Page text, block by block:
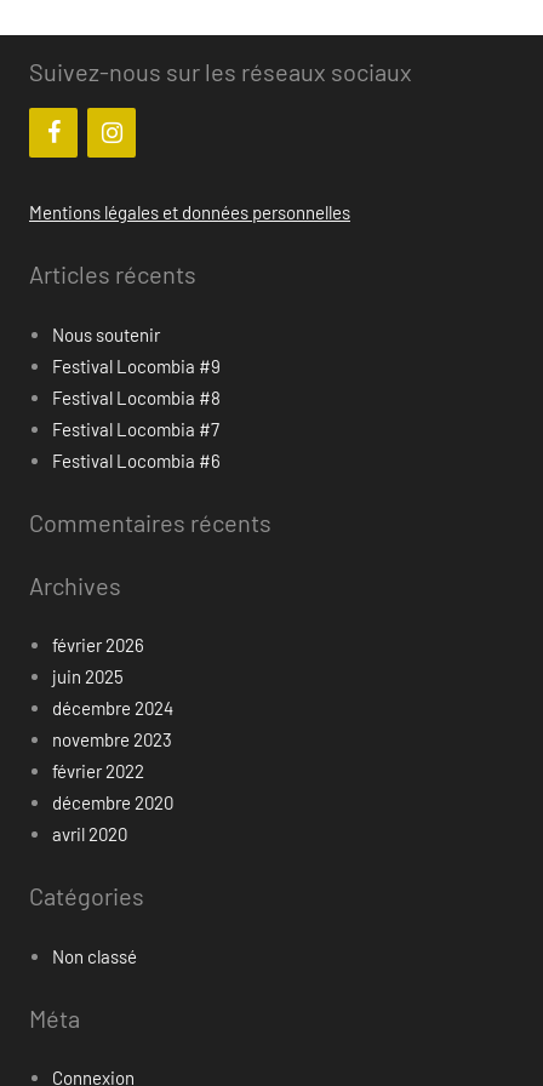
Suivez-nous sur les réseaux sociaux
Mentions légales et données personnelles
Articles récents
Nous soutenir
Festival Locombia #9
Festival Locombia #8
Festival Locombia #7
Festival Locombia #6
Commentaires récents
Archives
février 2026
juin 2025
décembre 2024
novembre 2023
février 2022
décembre 2020
avril 2020
Catégories
Non classé
Méta
Connexion